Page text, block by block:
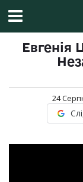
Евгенія
24